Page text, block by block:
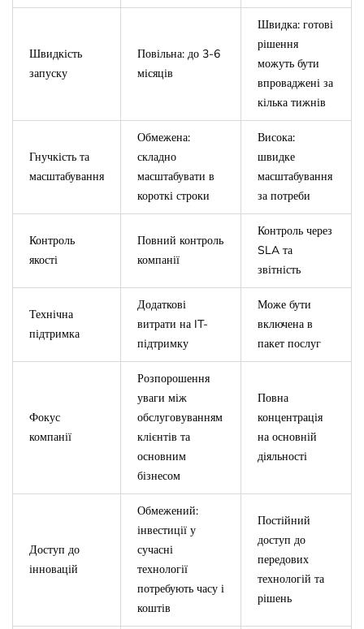
Швидкість
запуску
Повільна: до 3-6
місяців
Швидка: готові
рішення
можуть бути
впроваджені за
кілька тижнів
Гнучкість та
масштабування
Обмежена:
складно
масштабувати в
короткі строки
Висока:
швидке
масштабування
за потреби
Контроль
якості
Повний контроль
компанії
Контроль через
SLA та
звітність
Технічна
підтримка
Додаткові
витрати на IT-
підтримку
Може бути
включена в
пакет послуг
Фокус
компанії
Розпорошення
уваги між
обслуговуванням
клієнтів та
основним
бізнесом
Повна
концентрація
на основній
діяльності
Доступ до
інновацій
Обмежений:
інвестиції у
сучасні
технології
потребують часу і
коштів
Постійний
доступ до
передових
технологій та
рішень